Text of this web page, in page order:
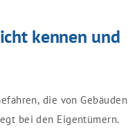
kennen und
die von Gebäuden
bei den Eigentümern.